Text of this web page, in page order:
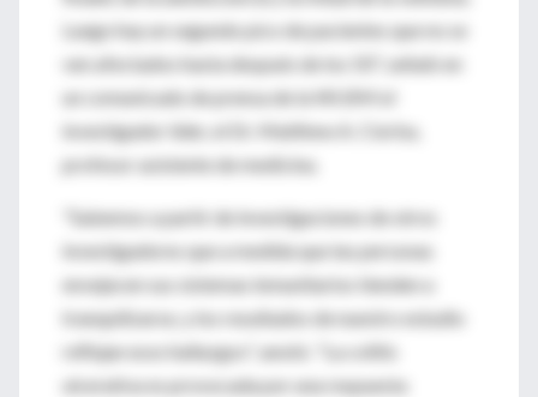
Luego hay un segundo pico de pacientes que no se
ven afectados hasta después de los 50", señaló en
un comunicado de prensa de la WUSM el
investigador líder, el Dr. Matthew A. Ciorba,
profesor asistente de medicina.
"Sabemos a partir de investigaciones de otros
investigadores que a medida que las personas
envejecen sus sistemas inmunitarios tienden a
tranquilizarse, y los resultados de nuestro estudio
reflejan esos hallazgos", anotó. "La colitis
ulcerativa es provocada por una respuesta